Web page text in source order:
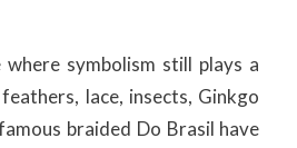
symbolism still plays a
lace, insects, Ginkgo
braided Do Brasil have